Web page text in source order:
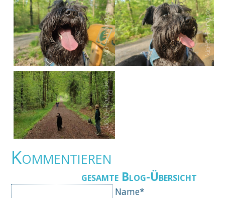
Kommentieren
gesamte Blog-Übersicht
Pflichtfeld
Name*